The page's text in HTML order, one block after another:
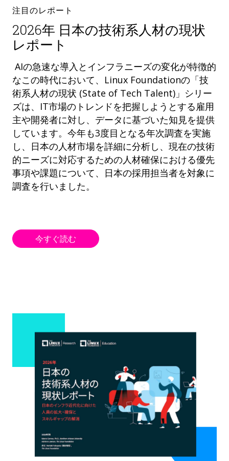
注目のレポート
2026年 日本の技術系人材の現状
レポート
AIの急速な導入とインフラニーズの変化が特徴的
なこの時代において、Linux Foundationの「技
術系人材の現状 (State of Tech Talent)」シリー
ズは、IT市場のトレンドを把握しようとする雇用
主や開発者に対し、データに基づいた知見を提供
しています。今年も3度目となる年次調査を実施
し、日本の人材市場を詳細に分析し、現在の技術
的ニーズに対応するための人材確保における優先
事項や課題について、日本の採用担当者を対象に
調査を行いました。
今すぐ読む